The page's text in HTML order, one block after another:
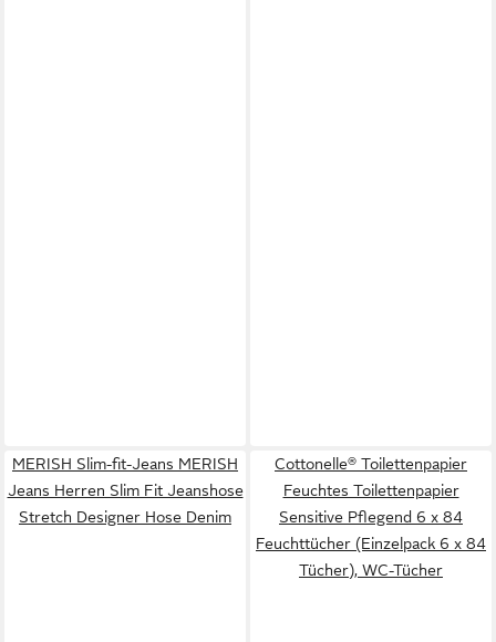
MERISH Slim-fit-Jeans MERISH
Jeans Herren Slim Fit Jeanshose
Stretch Designer Hose Denim
Cottonelle® Toilettenpapier
Feuchtes Toilettenpapier
Sensitive Pflegend 6 x 84
Feuchttücher (Einzelpack 6 x 84
Tücher), WC-Tücher